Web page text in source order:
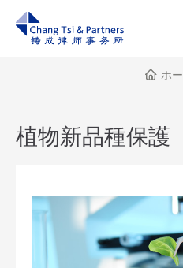
ホームページ
植物新品種保護